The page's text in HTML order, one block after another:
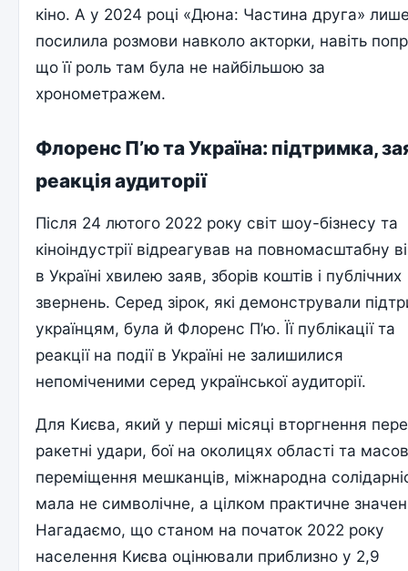
кіно. А у 2024 році «Дюна: Частина друга»
посилила розмови навколо акторки, навіть
що її роль там була не найбільшою за
хронометражем.
Флоренс П’ю та Україна: підтримка,
реакція аудиторії
Після 24 лютого 2022 року світ шоу-бізнесу та
кіноіндустрії відреагував на повномасштабну
в Україні хвилею заяв, зборів коштів і публічних
звернень. Серед зірок, які демонстрували
українцям, була й Флоренс П’ю. Її публікації та
реакції на події в Україні не залишилися
непоміченими серед української аудиторії.
Для Києва, який у перші місяці вторгнення
ракетні удари, бої на околицях області та
переміщення мешканців, міжнародна
мала не символічне, а цілком практичне
Нагадаємо, що станом на початок 2022 року
населення Києва оцінювали приблизно у 2,9